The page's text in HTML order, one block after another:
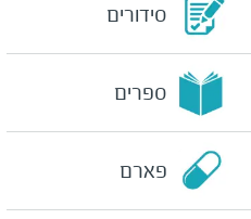
סידורים
ספרים
פארם